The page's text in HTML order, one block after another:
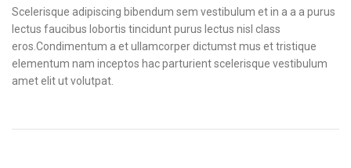
Scelerisque adipiscing bibendum sem vestibulum et in a a a purus
lectus faucibus lobortis tincidunt purus lectus nisl class
eros.Condimentum a et ullamcorper dictumst mus et tristique
elementum nam inceptos hac parturient scelerisque vestibulum
amet elit ut volutpat.